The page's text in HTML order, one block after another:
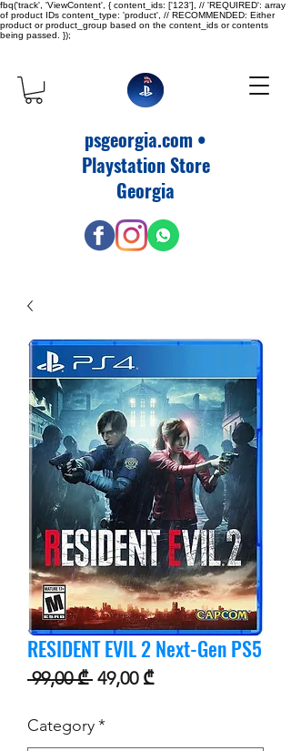
fbq('track', 'ViewContent', { content_ids: ['123'], // 'REQUIRED': array
of product IDs content_type: 'product', // RECOMMENDED: Either
product or product_group based on the content_ids or contents
being passed. });
psgeorgia.com •
Playstation Store
Georgia
RESIDENT EVIL 2 Next-Gen PS5
99,00 ₾ Regular Price
49,00 ₾Sale Price
Category*